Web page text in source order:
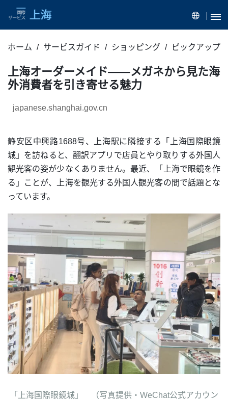
ホーム サービスガイド ショッピング ピックアップ
上海オーダーメイド――メガネから見た海
外消費者を引き寄せる魅力
japanese.shanghai.gov.cn
静安区中興路1688号、上海駅に隣接する「上海国際眼鏡
城」を訪ねると、翻訳アプリで店員とやり取りする外国人
観光客の姿が少なくありません。最近、「上海で眼鏡を作
る」ことが、上海を観光する外国人観光客の間で話題とな
っています。
「上海国際眼鏡城」 （写真提供・WeChat公式アカウン